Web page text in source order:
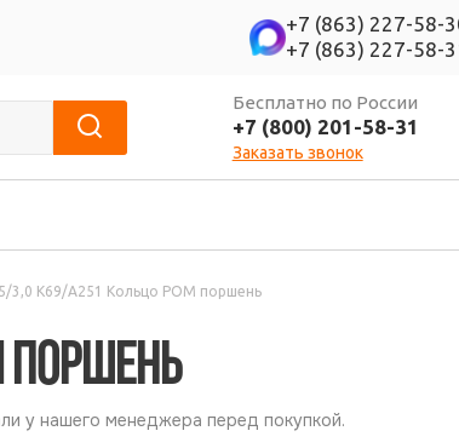
+7 (863) 227-58-
+7 (863) 227-58-
Бесплатно по России
+7 (800) 201-58-31
Заказать звонок
3,0 К69/А251 Кольцо POM поршень
поршень
у нашего менеджера перед покупкой.